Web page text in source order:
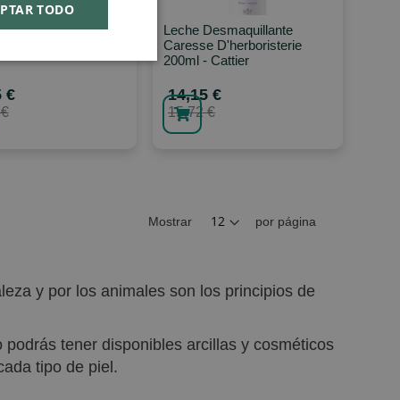
y por los animales son los principios de
tener disponibles arcillas y cosméticos
tipo de piel.
Nutritiva
€
Leche Desmaquillante
Caresse D'herboristerie
200ml - Cattier
14,15 €
15,72 €
Mostrar por página
TODO